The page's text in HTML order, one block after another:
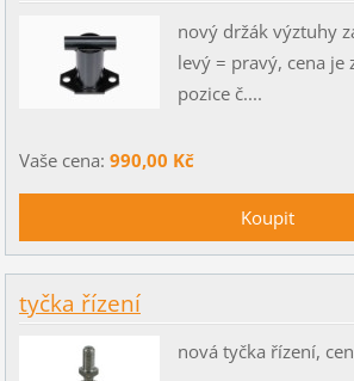
nový držák výztuhy
levý = pravý, cena je
pozice č....
Vaše cena: 990,00 Kč
tyčka řízení
nová tyčka řízení,